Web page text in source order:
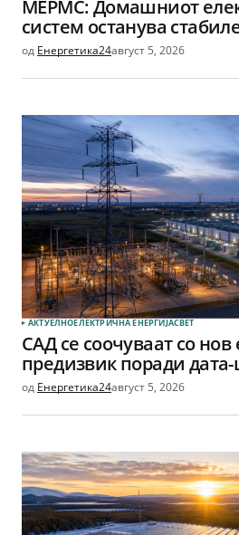
МЕРМС: Домашниот
систем останува
од Енергетика24август 5, 2026
АКТУЕЛНОЕЛЕКТРИЧНА ЕНЕРГИЈАСВЕТ
САД се соочуваат со нов
предизвик поради
од Енергетика24август 5, 2026